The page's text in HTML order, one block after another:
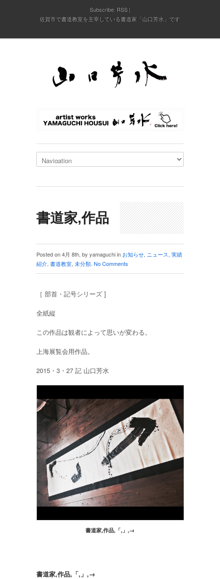
Subscribe: RSS
佐賀市で書道教室を主宰している書道家「山口芳水」です
書道家,作品
Posted on 4月 8th, by yamaguchi in お知らせ, ニュース, 実績
紹介, 書道教室, 未分類. No Comments
［ 部首・記号シリーズ ]
全紙縦
この作品は観者によって思いが変わる。
上海展覧会用作品。
2015・3・27 記 山口芳水
書道家,作品,「,」,→
書道家,作品,「,」,→